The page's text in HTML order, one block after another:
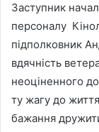
Заступник
персоналу
підполковник
вдячність
неоціненного
ту жагу до
бажання